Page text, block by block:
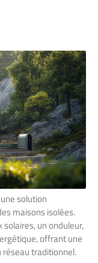
solution
maisons isolées.
un onduleur,
offrant une
traditionnel.